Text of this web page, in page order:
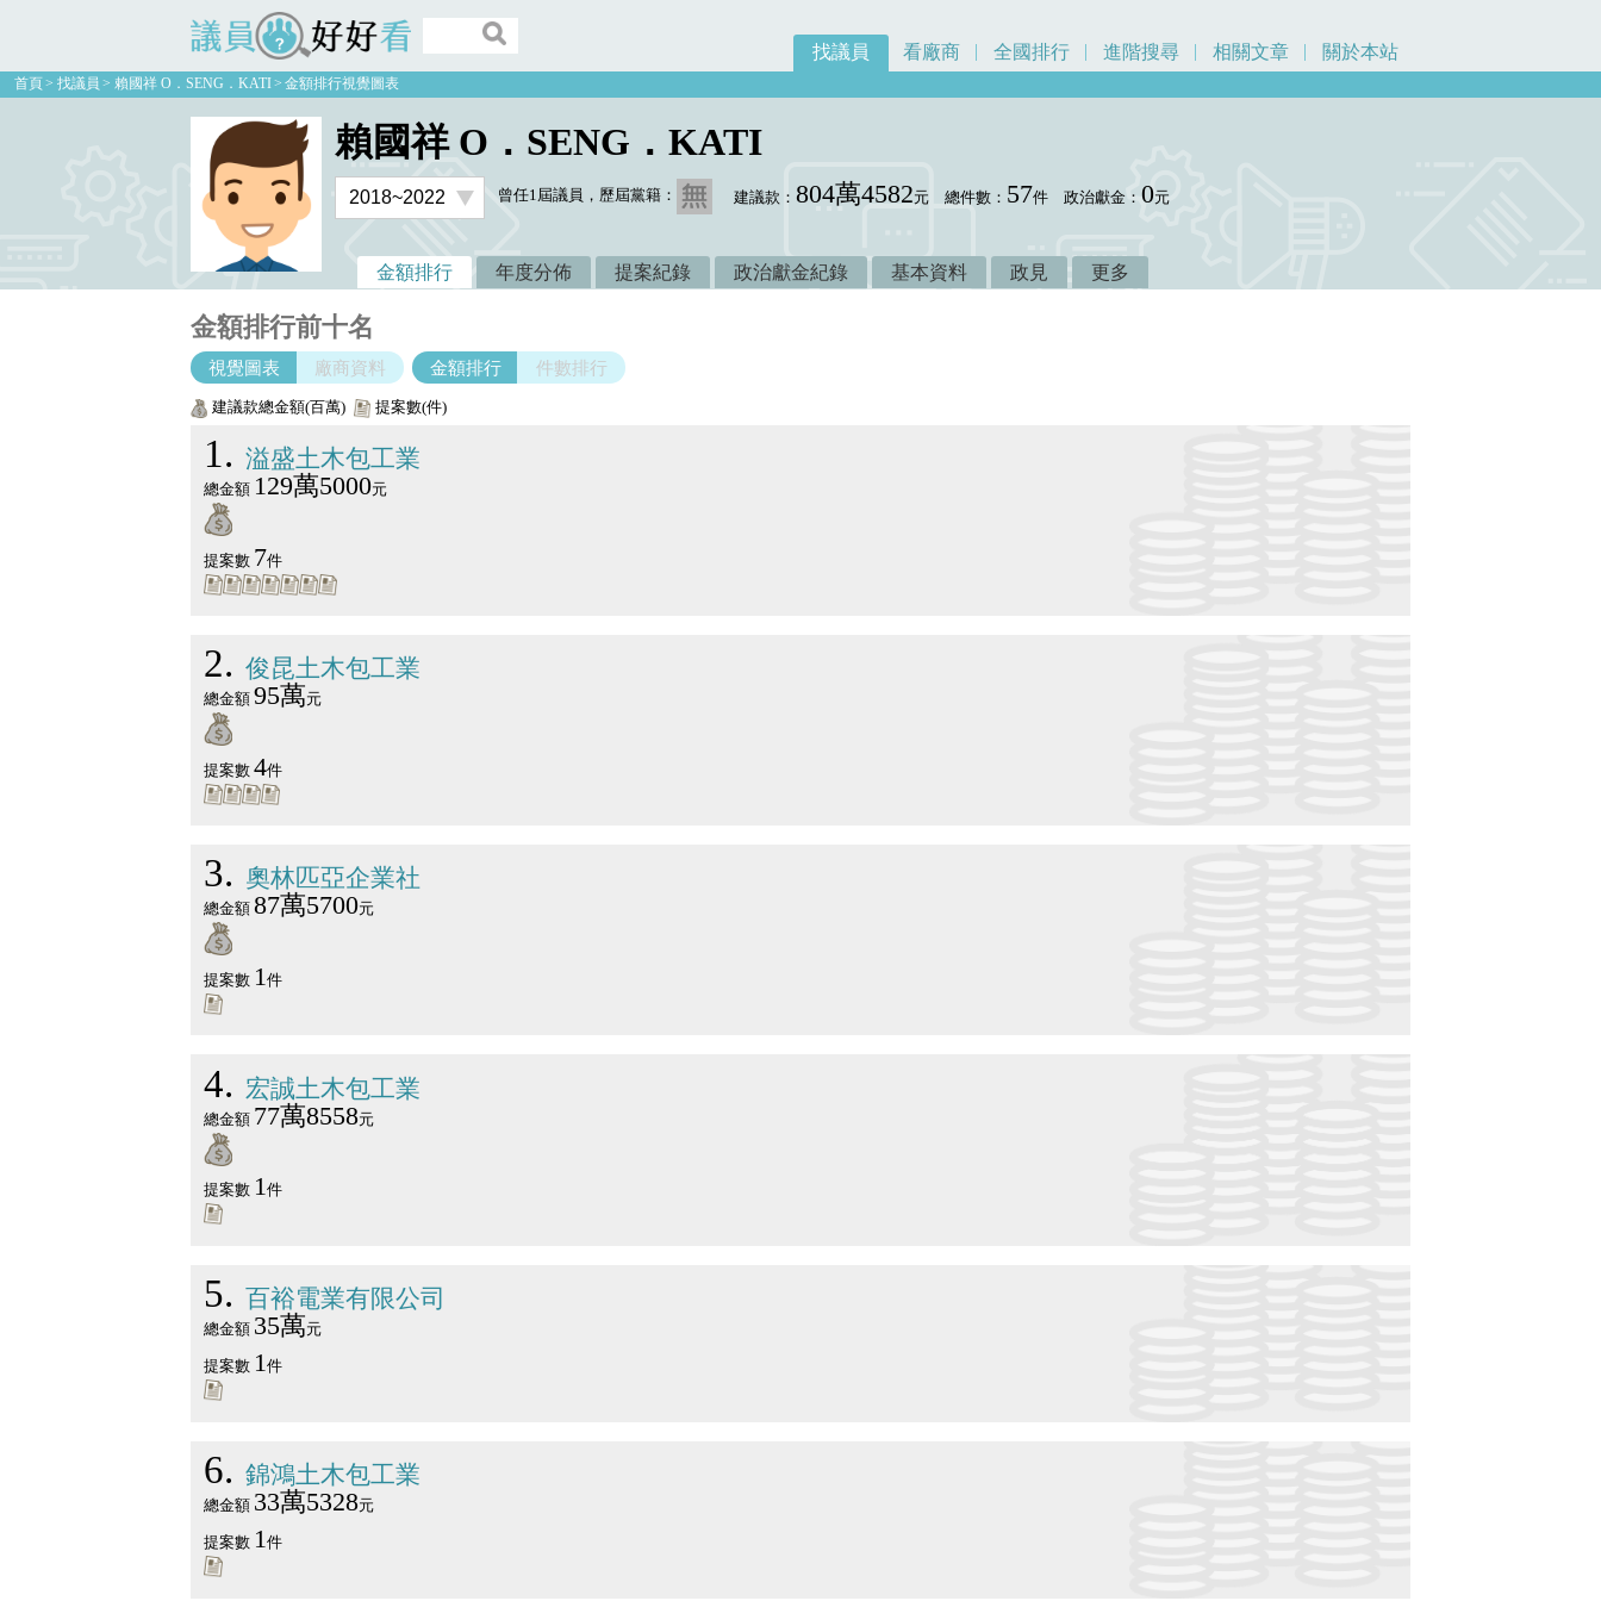
議員好好看
找議員 看廠商 全國排行 進階搜尋 相關文章 關於本站
首頁 找議員 賴國祥 O．SENG．KATI 金額排行視覺圖表
賴國祥 O．SENG．KATI
曾任1屆議員，歷屆黨籍： 建議款：804萬4582元 總件數： 57件 政治獻金：0元
金額排行 年度分佈 提案紀錄 政治獻金紀錄 基本資料 政見 更多
金額排行前十名
視覺圖表 廠商資料 金額排行 件數排行
建議款總金額(百萬) 提案數(件)
1 溢盛土木包工業
總金額 129萬5000元
提案數 7件
2 俊昆土木包工業
總金額95萬元
提案數4件
3 奧林匹亞企業社
總金額87萬5700元
提案數 1件
4 宏誠土木包工業
總金額 77萬8558元
提案數 1件
5 百裕電業有限公司
總金額 35萬元
提案數 1件
6 錦鴻土木包工業
總金額 33萬5328元
提案數 1件